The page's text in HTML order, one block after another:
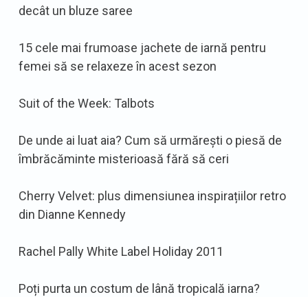
decât un bluze saree
15 cele mai frumoase jachete de iarnă pentru
femei să se relaxeze în acest sezon
Suit of the Week: Talbots
De unde ai luat aia? Cum să urmărești o piesă de
îmbrăcăminte misterioasă fără să ceri
Cherry Velvet: plus dimensiunea inspirațiilor retro
din Dianne Kennedy
Rachel Pally White Label Holiday 2011
Poți purta un costum de lână tropicală iarna?